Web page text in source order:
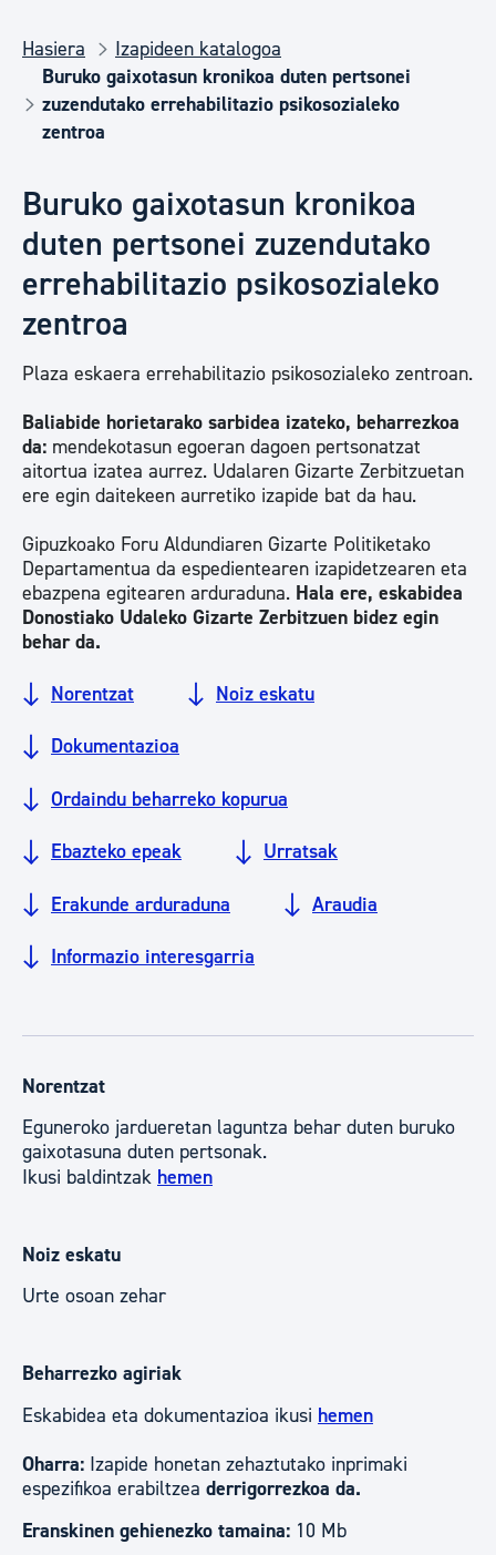
Hasiera
Izapideen katalogoa
Buruko gaixotasun kronikoa duten pertsonei
zuzendutako errehabilitazio psikosozialeko
zentroa
Buruko gaixotasun kronikoa
duten pertsonei zuzendutako
errehabilitazio psikosozialeko
zentroa
Plaza eskaera errehabilitazio psikosozialeko zentroan.
Baliabide horietarako sarbidea izateko, beharrezkoa
da: mendekotasun egoeran dagoen pertsonatzat
aitortua izatea aurrez. Udalaren Gizarte Zerbitzuetan
ere egin daitekeen aurretiko izapide bat da hau.
Gipuzkoako Foru Aldundiaren Gizarte Politiketako
Departamentua da espedientearen izapidetzearen eta
ebazpena egitearen arduraduna. Hala ere, eskabidea
Donostiako Udaleko Gizarte Zerbitzuen bidez egin
behar da.
Norentzat Noiz eskatu
Dokumentazioa
Ordaindu beharreko kopurua
Ebazteko epeak Urratsak
Erakunde arduraduna Araudia
Informazio interesgarria
Norentzat
Eguneroko jardueretan laguntza behar duten buruko
gaixotasuna duten pertsonak.
Ikusi baldintzak hemen
Noiz eskatu
Urte osoan zehar
Beharrezko agiriak
Eskabidea eta dokumentazioa ikusi hemen
Oharra: Izapide honetan zehaztutako inprimaki
espezifikoa erabiltzea derrigorrezkoa da.
Eranskinen gehienezko tamaina: 10 Mb